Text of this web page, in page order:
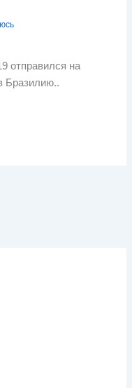
отправился на
Бразилию..